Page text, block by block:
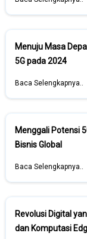
Menuju Masa
5G pada 2024
Baca Selengkapnya..
Menggali Potensi
Bisnis Global
Baca Selengkapnya..
Revolusi Digital
dan Komputasi